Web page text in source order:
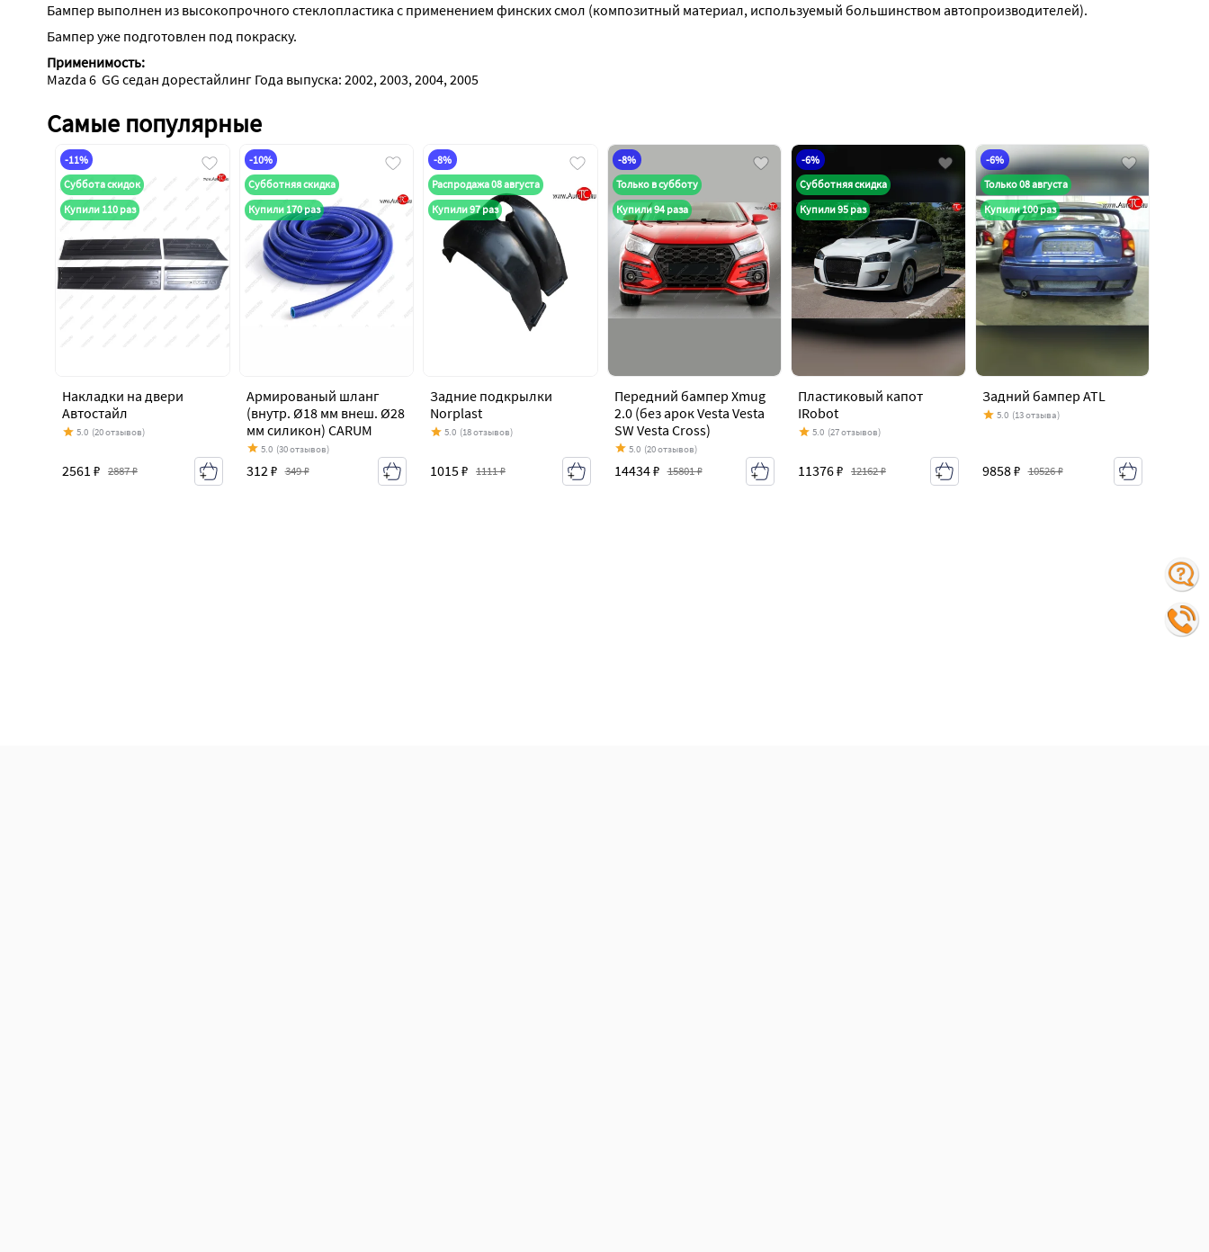
Бампер выполнен из высокопрочного стеклопластика с применением финских смол (композитный материал, используемый большинством автопроизводителей).
Бампер уже подготовлен под покраску.
Применимость:
Mazda 6  GG седан дорестайлинг Года выпуска: 2002, 2003, 2004, 2005
Самые популярные
-11%
Суббота скидок
Купили 110 раз
Накладки на двери
Автостайл
5.0 (20 отзывов)
2561 ₽ 2887 ₽
-10%
Субботняя скидка
Купили 170 раз
Армированый шланг
(внутр. Ø18 мм внеш. Ø28
мм силикон) CARUM
5.0 (30 отзывов)
312 ₽ 349 ₽
-8%
Распродажа 08 августа
Купили 97 раз
Задние подкрылки
Norplast
5.0 (18 отзывов)
1015 ₽ 1111 ₽
-8%
Только в субботу
Купили 94 раза
Передний бампер Xmug
2.0 (без арок Vesta Vesta
SW Vesta Cross)
5.0 (20 отзывов)
14434 ₽ 15801 ₽
-6%
Субботняя скидка
Купили 95 раз
Пластиковый капот
IRobot
5.0 (27 отзывов)
11376 ₽ 12162 ₽
-6%
Только 08 августа
Купили 100 раз
Задний бампер ATL
5.0 (13 отзыва)
9858 ₽ 10526 ₽